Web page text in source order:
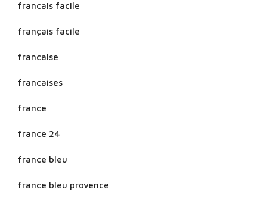
francais facile
français facile
francaise
francaises
france
france 24
france bleu
france bleu provence